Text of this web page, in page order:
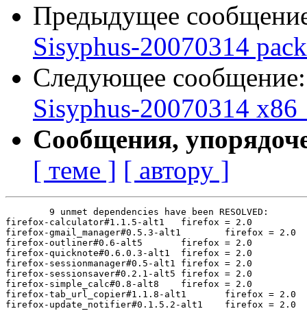
Предыдущее
Sisyphus-20070314
Следующее
Sisyphus-20070314
Сообщения,
[ теме ] [ автору ]
firefox-calculator#1.1.5-alt1	firefox = 2.0
firefox-gmail_manager#0.5.3-alt1	firefox = 2.0
firefox-outliner#0.6-alt5	firefox = 2.0
firefox-quicknote#0.6.0.3-alt1	firefox = 2.0
firefox-sessionmanager#0.5-alt1	firefox = 2.0
firefox-sessionsaver#0.2.1-alt5	firefox = 2.0
firefox-simple_calc#0.8-alt8	firefox = 2.0
firefox-tab_url_copier#1.1.8-alt1	firefox = 2.0
firefox-update_notifier#0.1.5.2-alt1	firefox = 2.0